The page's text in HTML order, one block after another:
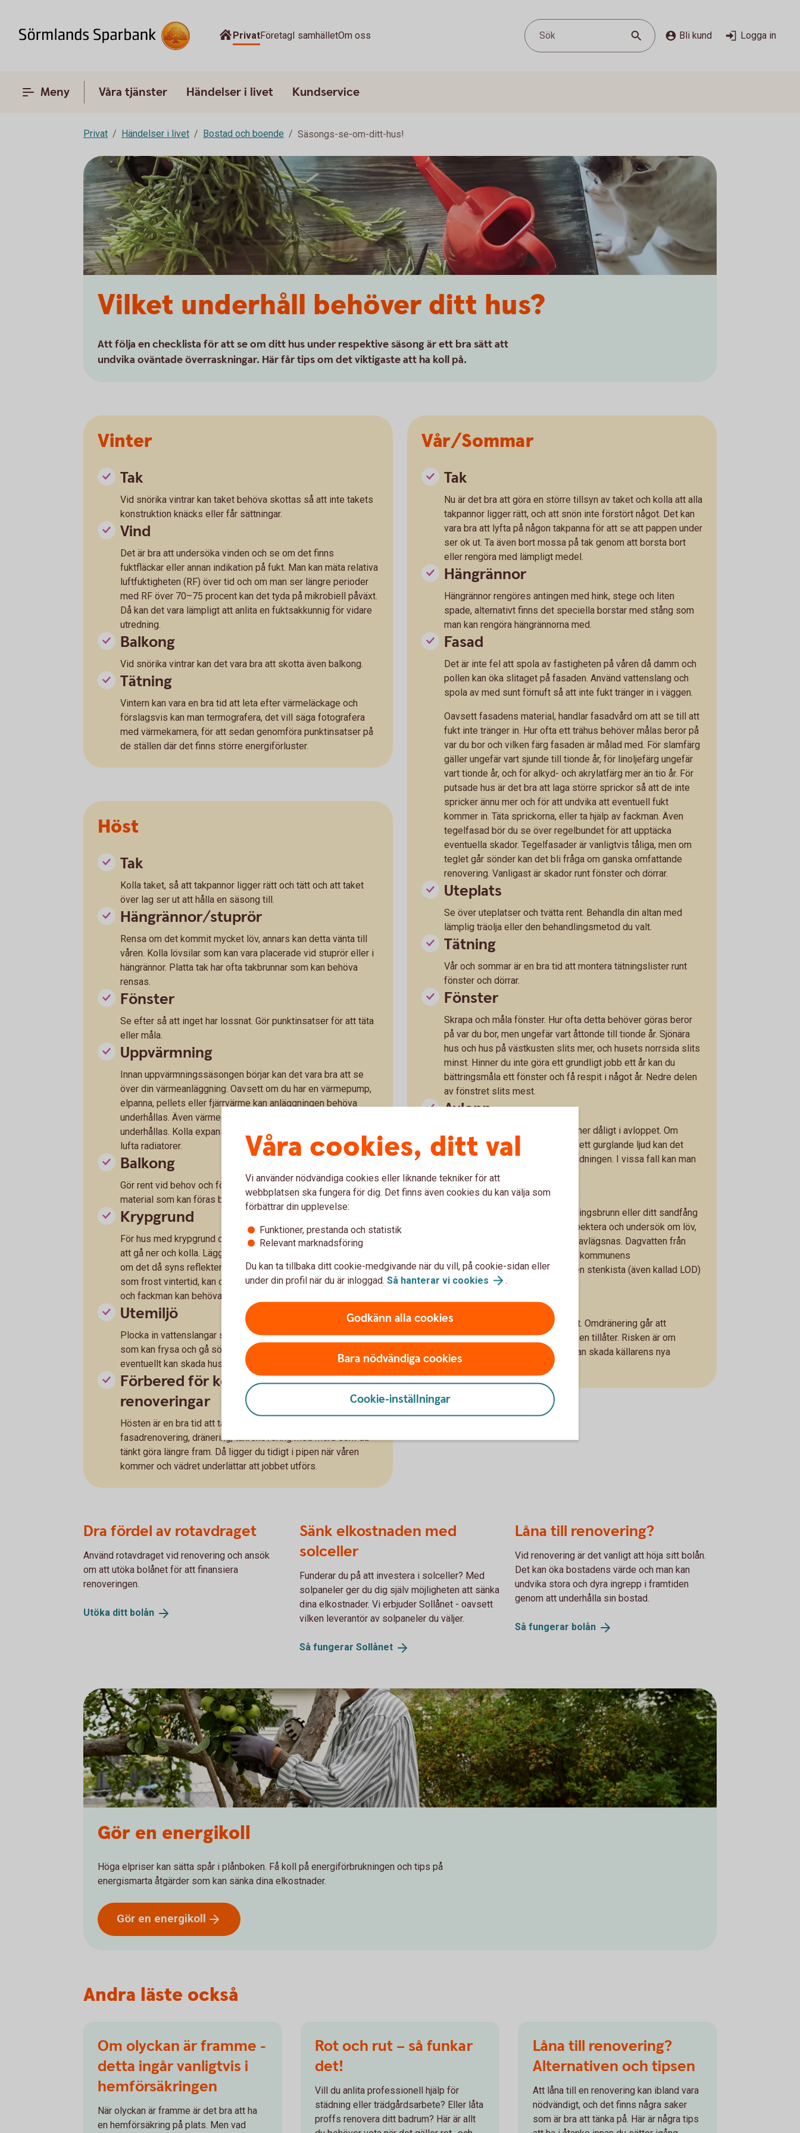
PrivatFöretagI samhälletOm oss Sök Bli kund Logga in
Meny Våra tjänster Händelser i livet Kundservice
Privat Händelser i livet Bostad och boende Säsongs-se-om-ditt-hus!
Vilket underhåll behöver ditt hus?
Att följa en checklista för att se om ditt hus under respektive säsong är ett bra sätt att
undvika oväntade överraskningar. Här får tips om det viktigaste att ha koll på.
Vinter
Tak
Vid snörika vintrar kan taket behöva skottas så att inte takets
konstruktion knäcks eller får sättningar.
Vind
Det är bra att undersöka vinden och se om det finns
fuktfläckar eller annan indikation på fukt. Man kan mäta relativa
luftfuktigheten (RF) över tid och om man ser längre perioder
med RF över 70–75 procent kan det tyda på mikrobiell påväxt.
Då kan det vara lämpligt att anlita en fuktsakkunnig för vidare
utredning.
Balkong
Vid snörika vintrar kan det vara bra att skotta även balkong.
Tätning
Vintern kan vara en bra tid att leta efter värmeläckage och
förslagsvis kan man termografera, det vill säga fotografera
med värmekamera, för att sedan genomföra punktinsatser på
de ställen där det finns större energiförluster.
Höst
Tak
Kolla taket, så att takpannor ligger rätt och tätt och att taket
över lag ser ut att hålla en säsong till.
Hängrännor/stuprör
Rensa om det kommit mycket löv, annars kan detta vänta till
våren. Kolla lövsilar som kan vara placerade vid stuprör eller i
hängrännor. Platta tak har ofta takbrunnar som kan behöva
rensas.
Fönster
Se efter så att inget har lossnat. Gör punktinsatser för att täta
eller måla.
Uppvärmning
Innan uppvärmningssäsongen börjar kan det vara bra att se
över din värmeanläggning. Oavsett om du har en värmepump,
elpanna, pellets eller fjärrvärme kan anläggningen behöva
underhållas. Även värmedistributionssidan behöver
underhållas. Kolla expansionskärl, undersök termostater och
lufta radiatorer.
Balkong
Gör rent vid behov och förankra eventuella möbler eller annat
material som kan föras bort med vinden.
Krypgrund
För hus med krypgrund och uteluftsventilation kan det vara bra
att gå ner och kolla. Lägg en ficklampa så att släpljus bildas,
om det då syns reflekterande glimrande skimmer, ungefär
som frost vintertid, kan det vara tecken på mikrobiell påväxt
och fackman kan behöva rådfrågas.
Utemiljö
Plocka in vattenslangar så att de inte är kopplade till vatten
som kan frysa och gå sönder. Ta bort växtlighet på hus som
eventuellt kan skada huset. Skydda trädgårdsplantor.
Förbered för kommande
renoveringar
Hösten är en bra tid att ta in offerter för till exempel
fasadrenovering, dränering, takrenovering med mera som du
tänkt göra längre fram. Då ligger du tidigt i pipen när våren
kommer och vädret underlättar att jobbet utförs.
Vår/Sommar
Tak
Nu är det bra att göra en större tillsyn av taket och kolla att alla
takpannor ligger rätt, och att snön inte förstört något. Det kan
vara bra att lyfta på någon takpanna för att se att pappen under
ser ok ut. Ta även bort mossa på tak genom att borsta bort
eller rengöra med lämpligt medel.
Hängrännor
Hängrännor rengöres antingen med hink, stege och liten
spade, alternativt finns det speciella borstar med stång som
man kan rengöra hängrännorna med.
Fasad
Det är inte fel att spola av fastigheten på våren då damm och
pollen kan öka slitaget på fasaden. Använd vattenslang och
spola av med sunt förnuft så att inte fukt tränger in i väggen.
Oavsett fasadens material, handlar fasadvård om att se till att
fukt inte tränger in. Hur ofta ett trähus behöver målas beror på
var du bor och vilken färg fasaden är målad med. För slamfärg
gäller ungefär vart sjunde till tionde år, för linoljefärg ungefär
vart tionde år, och för alkyd- och akrylatfärg mer än tio år. För
putsade hus är det bra att laga större sprickor så att de inte
spricker ännu mer och för att undvika att eventuell fukt
kommer in. Täta sprickorna, eller ta hjälp av fackman. Även
tegelfasad bör du se över regelbundet för att upptäcka
eventuella skador. Tegelfasader är vanligtvis tåliga, men om
teglet går sönder kan det bli fråga om ganska omfattande
renovering. Vanligast är skador runt fönster och dörrar.
Uteplats
Se över uteplatser och tvätta rent. Behandla din altan med
lämplig träolja eller den behandlingsmetod du valt.
Tätning
Vår och sommar är en bra tid att montera tätningslister runt
fönster och dörrar.
Fönster
Skrapa och måla fönster. Hur ofta detta behöver göras beror
på var du bor, men ungefär vart åttonde till tionde år. Sjönära
hus och hus på västkusten slits mer, och husets norrsida slits
minst. Hinner du inte göra ett grundligt jobb ett år kan du
bättringsmåla ett fönster och få respit i något år. Nedre delen
av fönstret slits mest.
Avlopp
Gör rent ditt vattenlås om det rinner dåligt i avloppet. Om
problemet kvarstår och det hörs ett gurglande ljud kan det
vara lämpligt att spola avloppsledningen. I vissa fall kan man
behöva anlita en spolfirma.
Utomhusbrunnar
Undersök var du har din uppsamlingsbrunn eller ditt sandfång
för dränering och dagvatten. Inspektera och undersök om löv,
sand eller annan smuts behöver avlägsnas. Dagvatten från
uppsamlingsbrunn rinner ofta till kommunens
dagvattenledning eller till en egen stenkista (även kallad LOD)
på tomten.
Dränering
Kan påbörjas så fort tjälen släppt. Omdränering går att
genomföra året runt om väderleken tillåter. Risken är om
återfyllnadsmassor fryser och kan skada källarens nya
fuktskydd vid återfyllnad.
Dra fördel av rotavdraget
Använd rotavdraget vid renovering och ansök
om att utöka bolånet för att finansiera
renoveringen.
Utöka ditt bolån
Sänk elkostnaden med
solceller
Funderar du på att investera i solceller? Med
solpaneler ger du dig själv möjligheten att sänka
dina elkostnader. Vi erbjuder Sollånet - oavsett
vilken leverantör av solpaneler du väljer.
Så fungerar Sollånet
Låna till renovering?
Vid renovering är det vanligt att höja sitt bolån.
Det kan öka bostadens värde och man kan
undvika stora och dyra ingrepp i framtiden
genom att underhålla sin bostad.
Så fungerar bolån
Gör en energikoll
Höga elpriser kan sätta spår i plånboken. Få koll på energiförbrukningen och tips på
energismarta åtgärder som kan sänka dina elkostnader.
Gör en energikoll
Andra läste också
Om olyckan är framme -
detta ingår vanligtvis i
hemförsäkringen
När olyckan är framme är det bra att ha
en hemförsäkring på plats. Men vad
Rot och rut – så funkar
det!
Vill du anlita professionell hjälp för
städning eller trädgårdsarbete? Eller låta
proffs renovera ditt badrum? Här är allt
Låna till renovering?
Alternativen och tipsen
Att låna till en renovering kan ibland vara
nödvändigt, och det finns några saker
som är bra att tänka på. Här är några tips
Våra cookies, ditt val
Vi använder nödvändiga cookies eller liknande tekniker för att
webbplatsen ska fungera för dig. Det finns även cookies du kan välja som
förbättrar din upplevelse:
Funktioner, prestanda och statistik
Relevant marknadsföring
Du kan ta tillbaka ditt cookie-medgivande när du vill, på cookie-sidan eller
under din profil när du är inloggad. Så hanterar vi cookies .
Godkänn alla cookies
Bara nödvändiga cookies
Cookie-inställningar